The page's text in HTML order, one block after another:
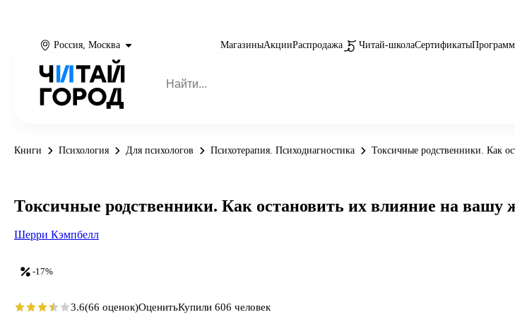
Россия, Москва МагазиныАкцииРаспродажа Читай-школаСертификаты
Книги Психология Для психологов Психотерапия. Психодиагностика Токсичные родственники. Как
-17%
Токсичные родственники. Как остановить их влияние на вашу
Шерри Кэмпбелл
3.6(66 оценок)ОценитьКупили 606 человек